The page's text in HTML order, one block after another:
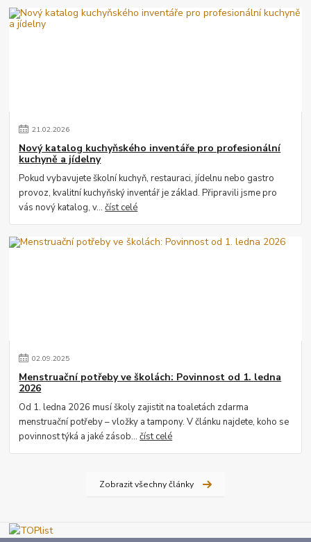
21.02.2026
Nový katalog kuchyňského inventáře pro profesionální
kuchyně a jídelny
Pokud vybavujete školní kuchyň, restauraci, jídelnu nebo gastro
provoz, kvalitní kuchyňský inventář je základ. Připravili jsme pro
vás nový katalog, v...číst celé
02.09.2025
Menstruační potřeby ve školách: Povinnost od 1. ledna
2026
Od 1. ledna 2026 musí školy zajistit na toaletách zdarma
menstruační potřeby – vložky a tampony. V článku najdete, koho se
povinnost týká a jaké zásob...číst celé
Zobrazit všechny články